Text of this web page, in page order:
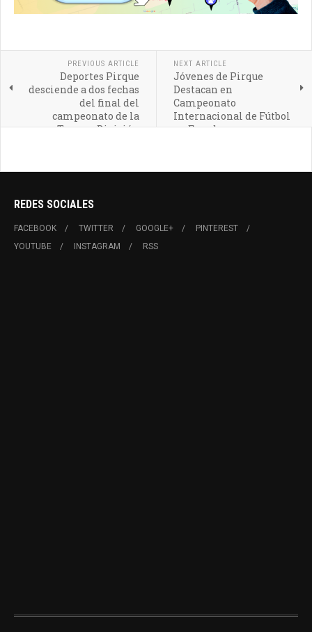
PREVIOUS ARTICLE
Deportes Pirque
desciende a dos fechas
del final del
campeonato de la
Tercera División
NEXT ARTICLE
Jóvenes de Pirque
Destacan en
Campeonato
Internacional de Fútbol
en Ecuador
REDES SOCIALES
FACEBOOK TWITTER GOOGLE+
PINTEREST
YOUTUBE
INSTAGRAM RSS